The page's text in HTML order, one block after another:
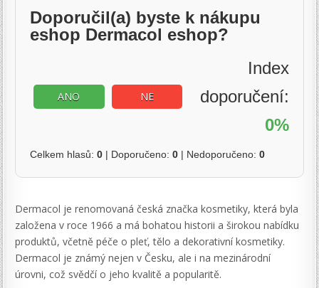
Doporučil(a) byste k nákupu
eshop Dermacol eshop?
ANO NE
Index
doporučení:
0%
Celkem hlasů:0 | Doporučeno:0 | Nedoporučeno:0
Dermacol je renomovaná česká značka kosmetiky, která byla
založena v roce 1966 a má bohatou historii a širokou nabídku
produktů, včetně péče o pleť, tělo a dekorativní kosmetiky.
Dermacol je známý nejen v Česku, ale i na mezinárodní
úrovni, což svědčí o jeho kvalitě a popularitě.